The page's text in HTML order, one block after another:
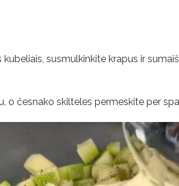
susmulkinkite krapus ir
o česnako skilteles permeskite per